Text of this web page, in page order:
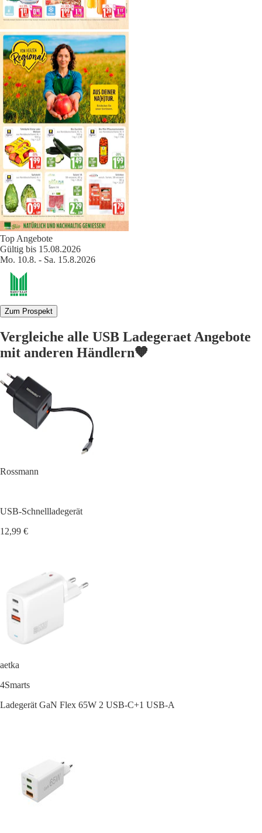
Top Angebote
Gültig bis 15.08.2026
Mo. 10.8. - Sa. 15.8.2026
Zum Prospekt
Vergleiche alle USB Ladegeraet Angebote
mit anderen Händlern🧡
Rossmann
USB-Schnellladegerät
12,99 €
aetka
4Smarts
Ladegerät GaN Flex 65W 2 USB-C+1 USB-A